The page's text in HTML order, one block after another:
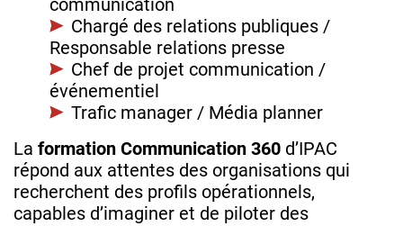
Chargé des relations publiques /
Responsable relations presse
Chef de projet communication /
événementiel
Trafic manager / Média planner
La formation Communication 360 d’IPAC
répond aux attentes des organisations qui
recherchent des profils opérationnels,
capables d’imaginer et de piloter des